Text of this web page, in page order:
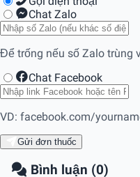
Chat Zalo
Để trống nếu số Zalo trùng
Chat Facebook
VD: facebook.com/
Gửi đơn thuốc
Bình luận (0)